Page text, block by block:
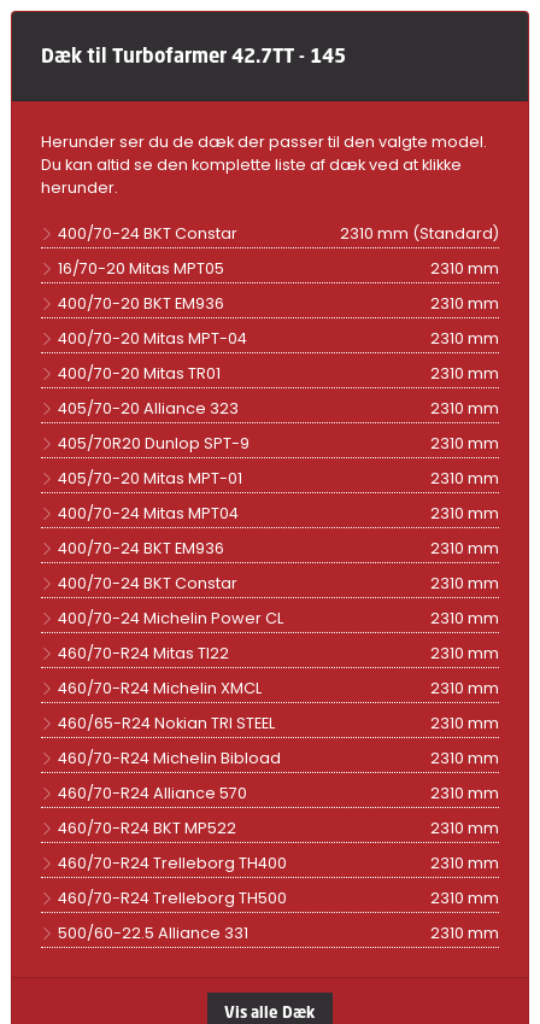
Dæk til Turbofarmer 42.7TT - 145
Herunder ser du de dæk der passer til den valgte model.
Du kan altid se den komplette liste af dæk ved at klikke
herunder.
400/70-24 BKT Constar
2310 mm (Standard)
16/70-20 Mitas MPT05
2310 mm
400/70-20 BKT EM936
2310 mm
400/70-20 Mitas MPT-04
2310 mm
400/70-20 Mitas TR01
2310 mm
405/70-20 Alliance 323
2310 mm
405/70R20 Dunlop SPT-9
2310 mm
405/70-20 Mitas MPT-01
2310 mm
400/70-24 Mitas MPT04
2310 mm
400/70-24 BKT EM936
2310 mm
400/70-24 BKT Constar
2310 mm
400/70-24 Michelin Power CL
2310 mm
460/70-R24 Mitas TI22
2310 mm
460/70-R24 Michelin XMCL
2310 mm
460/65-R24 Nokian TRI STEEL
2310 mm
460/70-R24 Michelin Bibload
2310 mm
460/70-R24 Alliance 570
2310 mm
460/70-R24 BKT MP522
2310 mm
460/70-R24 Trelleborg TH400
2310 mm
460/70-R24 Trelleborg TH500
2310 mm
500/60-22.5 Alliance 331
2310 mm
Vis alle Dæk